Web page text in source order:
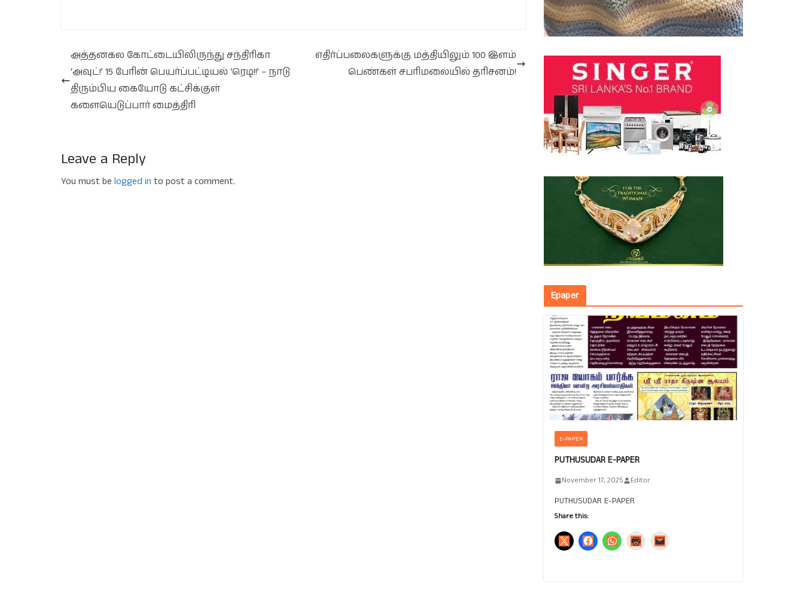
அத்தனகல கோட்டையிலிருந்து சந்திரிகா
‘அவுட்!’ 15 பேரின் பெயர்ப்பட்டியல் ‘ரெடி!!’ – நாடு
திரும்பிய கையோடு கட்சிக்குள்
களையெடுப்பார் மைத்திரி
எதிர்ப்பலைகளுக்கு மத்தியிலும் 100 இளம்
பெண்கள் சபரிமலையில் தரிசனம்!
Leave a Reply
You must be logged in to post a comment.
Epaper
E-PAPER
PUTHUSUDAR E-PAPER
November 17, 2025 Editor
PUTHUSUDAR E-PAPER
Share this: